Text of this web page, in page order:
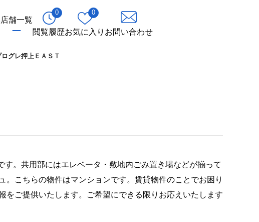
店舗一覧
0
閲覧履歴
0
お気に入り お問い合わせ
グレ押上ＥＡＳＴ
。共用部にはエレベータ・敷地内ごみ置き場などが揃って
こちらの物件はマンションです。賃貸物件のことでお困り
ご提供いたします。ご希望にできる限りお応えいたします